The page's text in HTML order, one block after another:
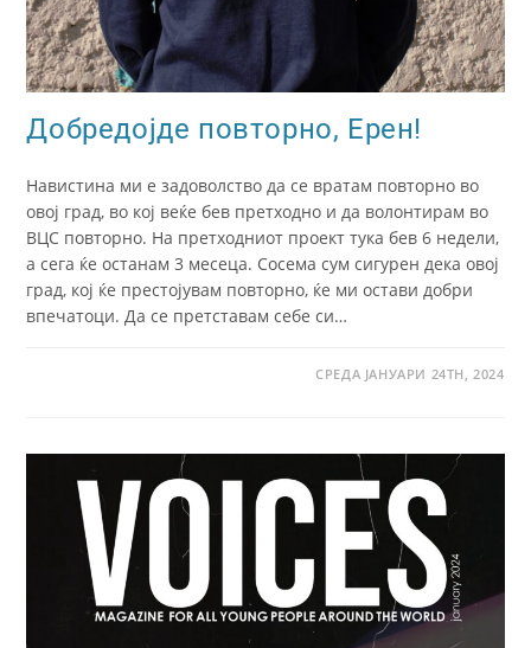
Добредојде повторно, Ерен!
Навистина ми е задоволство да се вратам повторно во
овој град, во кој веќе бев претходно и да волонтирам во
ВЦС повторно. На претходниот проект тука бев 6 недели,
а сега ќе останам 3 месеца. Сосема сум сигурен дека овој
град, кој ќе престојувам повторно, ќе ми остави добри
впечатоци. Да се претставам себе си…
СРЕДА ЈАНУАРИ 24TH, 2024